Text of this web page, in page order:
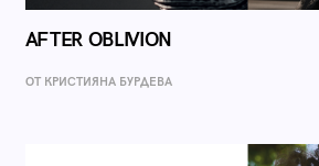
AFTER OBLIVION
ОТ КРИСТИЯНА БУРДЕВА